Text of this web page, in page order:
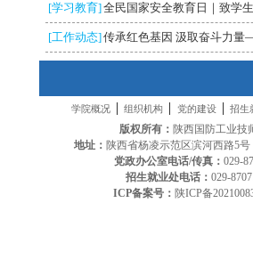
[学习教育]全民国家安全教育日｜致学
[工作动态]传承红色基因 汲取奋斗力
学院概况 | 组织机构 | 党的建设 | 招生
版权所有： 陕西国防工业技
地址： 陕西省杨凌示范区滨河西路5
党政办公室电话/传真： 029-
招生就业处电话： 029-
ICP备案号： 陕ICP备